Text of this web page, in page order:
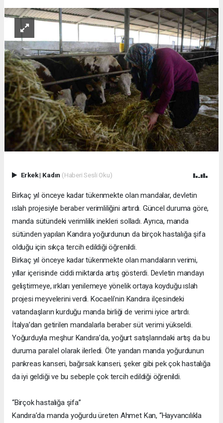
Erkek| Kadın (Haberi Sesli Oku)
Birkaç yıl önceye kadar tükenmekte olan mandalar, devletin
ıslah projesiyle beraber verimliliğini artırdı. Güncel duruma göre,
manda sütündeki verimlilik inekleri solladı. Ayrıca, manda
sütünden yapılan Kandıra yoğurdunun da birçok hastalığa şifa
olduğu için sıkça tercih edildiği öğrenildi.
Birkaç yıl önceye kadar tükenmekte olan mandaların verimi,
yıllar içerisinde ciddi miktarda artış gösterdi. Devletin mandayı
geliştirmeye, ırkları yenilemeye yönelik ortaya koyduğu ıslah
projesi meyvelerini verdi. Kocaeli’nin Kandıra ilçesindeki
vatandaşların kurduğu manda birliği de verimi iyice artırdı.
İtalya’dan getirilen mandalarla beraber süt verimi yükseldi.
Yoğurduyla meşhur Kandıra’da, yoğurt satışlarındaki artış da bu
duruma paralel olarak ilerledi. Öte yandan manda yoğurdunun
pankreas kanseri, bağırsak kanseri, şeker gibi pek çok hastalığa
da iyi geldiği ve bu sebeple çok tercih edildiği öğrenildi.
“Birçok hastalığa şifa”
Kandıra’da manda yoğurdu üreten Ahmet Kan, “Hayvancılıkla